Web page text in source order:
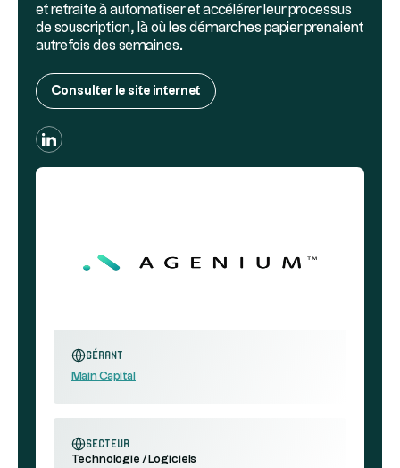
Gérant
Main Capital
secteur
Technologie / Logiciels
et retraite à automatiser et accélérer leur processus
de souscription, là où les démarches papier prenaient
autrefois des semaines.
Consulter le site internet